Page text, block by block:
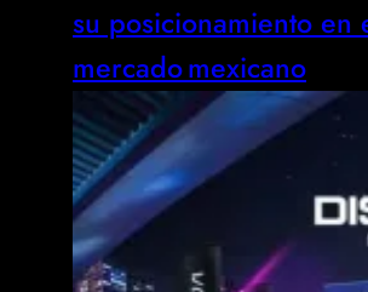
su posicionamiento en
mercado mexicano